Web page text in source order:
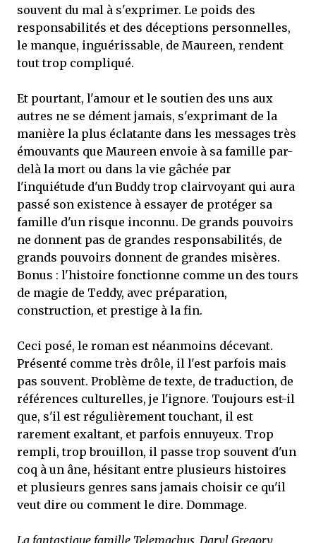
souvent du mal à s'exprimer. Le poids des
responsabilités et des déceptions personnelles,
le manque, inguérissable, de Maureen, rendent
tout trop compliqué.
Et pourtant, l'amour et le soutien des uns aux
autres ne se dément jamais, s'exprimant de la
manière la plus éclatante dans les messages très
émouvants que Maureen envoie à sa famille par-
delà la mort ou dans la vie gâchée par
l'inquiétude d'un Buddy trop clairvoyant qui aura
passé son existence à essayer de protéger sa
famille d'un risque inconnu. De grands pouvoirs
ne donnent pas de grandes responsabilités, de
grands pouvoirs donnent de grandes misères.
Bonus : l'histoire fonctionne comme un des tours
de magie de Teddy, avec préparation,
construction, et prestige à la fin.
Ceci posé, le roman est néanmoins décevant.
Présenté comme très drôle, il l'est parfois mais
pas souvent. Problème de texte, de traduction, de
références culturelles, je l'ignore. Toujours est-il
que, s'il est régulièrement touchant, il est
rarement exaltant, et parfois ennuyeux. Trop
rempli, trop brouillon, il passe trop souvent d'un
coq à un âne, hésitant entre plusieurs histoires
et plusieurs genres sans jamais choisir ce qu'il
veut dire ou comment le dire. Dommage.
La fantastique famille Telemachus, Daryl Gregory